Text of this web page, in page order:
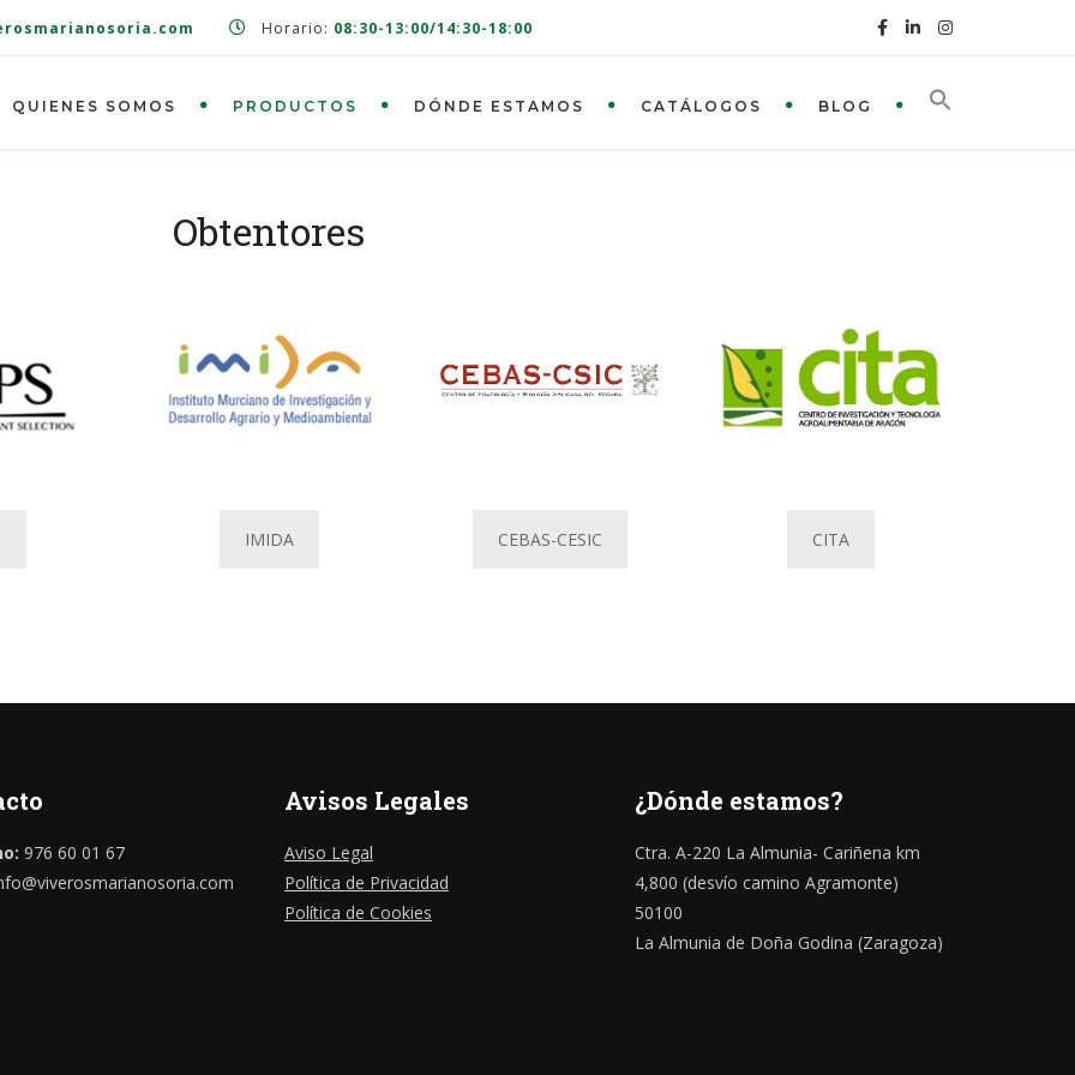
Horario: 08:30-13:00/14:30-18:00
QUIENES SOMOS PRODUCTOS DÓNDE ESTAMOS CATÁLOGOS BLOG
Obtentores
IMIDA CEBAS-CESIC CITA
976 60 01 67
Avisos Legales
Aviso Legal
Política de Privacidad
Política de Cookies
¿Dónde estamos?
Ctra. A-220 La Almunia- Cariñena km
4,800 (desvío camino Agramonte)
50100
La Almunia de Doña Godina (Zaragoza)